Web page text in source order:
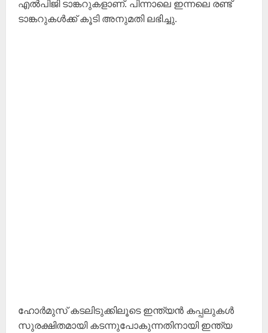
എൽപിജി ടാങ്കറുകളാണ്. പിന്നാലെ ഇന്നലെ രണ്ട്
ടാങ്കറുകൾക്ക് കൂടി അനുമതി ലഭിച്ചു.
ഹോർമുസ് കടലിടുക്കിലൂടെ ഇന്ത്യൻ കപ്പലുകൾ
സുരക്ഷിതമായി കടന്നുപോകുന്നതിനായി ഇന്ത്യ